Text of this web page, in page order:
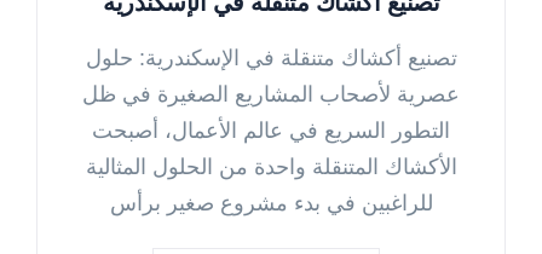
تصنيع أكشاك متنقلة في الإسكندرية: حلول
عصرية لأصحاب المشاريع الصغيرة في ظل
التطور السريع في عالم الأعمال، أصبحت
الأكشاك المتنقلة واحدة من الحلول المثالية
للراغبين في بدء مشروع صغير برأس